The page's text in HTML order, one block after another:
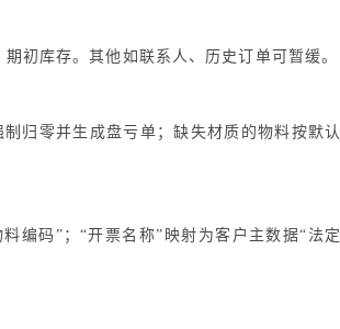
初库存。其他如联系人、历史订单可暂缓。
归零并生成盘亏单；缺失材质的物料按默认
编码”；“开票名称”映射为客户主数据“法定